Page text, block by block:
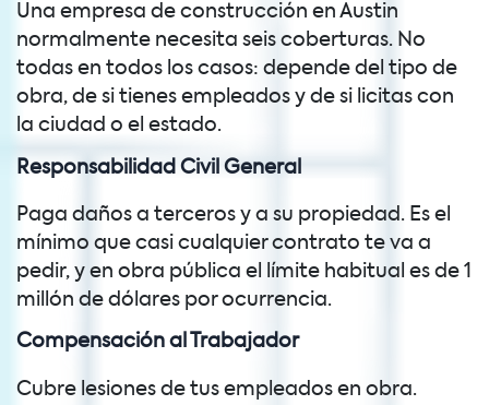
Una empresa de construcción en Austin
normalmente necesita seis coberturas. No
todas en todos los casos: depende del tipo de
obra, de si tienes empleados y de si licitas con
la ciudad o el estado.
Responsabilidad Civil General
Paga daños a terceros y a su propiedad. Es el
mínimo que casi cualquier contrato te va a
pedir, y en obra pública el límite habitual es de 1
millón de dólares por ocurrencia.
Compensación al Trabajador
Cubre lesiones de tus empleados en obra.